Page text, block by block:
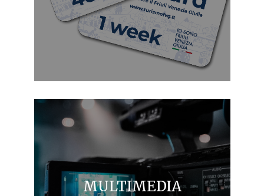
MULTIMEDIA